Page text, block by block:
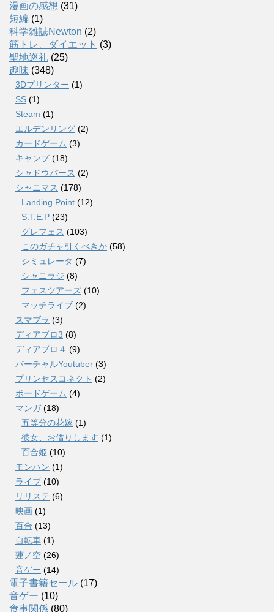
漫画の感想 (31)
短編 (1)
科学雑誌Newton (2)
筋トレ、ダイエット (3)
聖地巡礼 (25)
趣味 (348)
3Dプリンター (1)
SS (1)
Steam (1)
エルデンリング (2)
カードゲーム (3)
キャンプ(18)
シャドウバース (2)
シャニマス (178)
Landing Point (12)
S.T.E.P (23)
グレフェス (103)
このガチャ引くべきか (58)
シミュレータ (7)
シャニラジ (8)
フェスツアーズ (10)
マッチライブ (2)
スマブラ (3)
ディアブロ3 (8)
ディアブロ４ (9)
バーチャルYoutuber (3)
プリンセスコネクト (2)
ボードゲーム (4)
マンガ(18)
五等分の花嫁 (1)
彼女、お借りします (1)
百合姫 (10)
モンハン (1)
ライブ (10)
リリステ (6)
映画 (1)
百合 (13)
自転車 (1)
蓮ノ空 (26)
音ゲー (14)
電子書籍セール (17)
音ゲー (10)
食事関係 (80)